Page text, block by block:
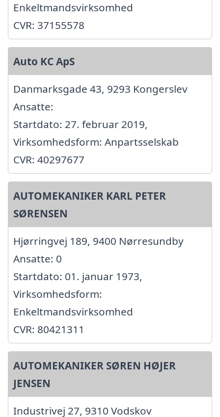
Enkeltmandsvirksomhed
CVR: 37155578
Auto KC ApS
Danmarksgade 43, 9293 Kongerslev
Ansatte:
Startdato: 27. februar 2019,
Virksomhedsform: Anpartsselskab
CVR: 40297677
AUTOMEKANIKER KARL PETER
SØRENSEN
Hjørringvej 189, 9400 Nørresundby
Ansatte: 0
Startdato: 01. januar 1973,
Virksomhedsform:
Enkeltmandsvirksomhed
CVR: 80421311
AUTOMEKANIKER SØREN HØJER
JENSEN
Industrivej 27, 9310 Vodskov